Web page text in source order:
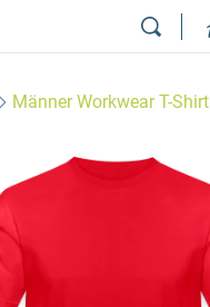
Männer Workwear T-Shirt